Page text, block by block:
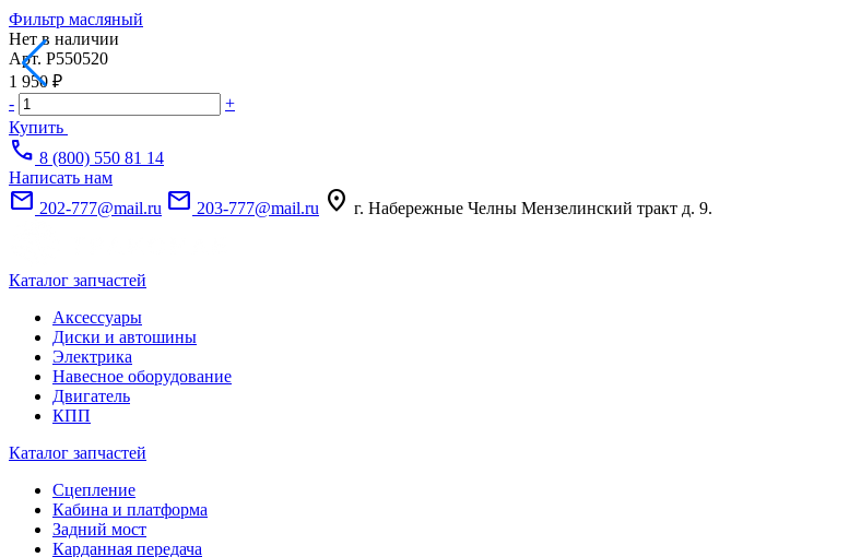
Фильтр масляный
Нет в наличии
Арт. P550520
1 950 ₽
-
+
Купить
call 8 (800) 550 81 14
Написать нам
mail 202-777@mail.ru mail 203-777@mail.ru location_on г. Набережные Челны Мензелинский тракт д. 9.
Каталог запчастей
Аксессуары
Диски и автошины
Электрика
Навесное оборудование
Двигатель
КПП
Каталог запчастей
Сцепление
Кабина и платформа
Задний мост
Карданная передача